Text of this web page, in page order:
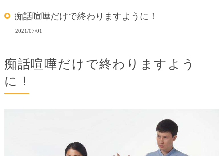
痴話喧嘩だけで終わりますように！
2021/07/01
痴話喧嘩だけで終わりますよう
に！